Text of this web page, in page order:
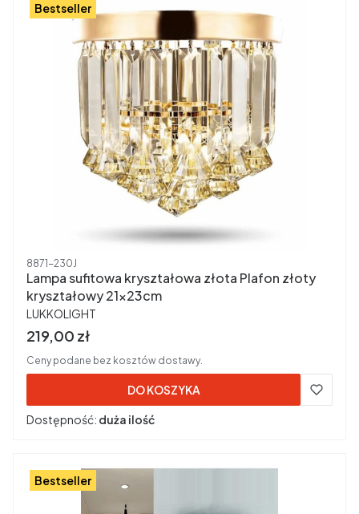
Bestseller
Kod produktu
8871-230J
Lampa sufitowa kryształowa złota Plafon złoty
kryształowy 21x23cm
PRODUCENT
LUKKOLIGHT
Cena brutto
219,00 zł
Ceny podane bez kosztów dostawy.
DO KOSZYKA
Dostępność: duża ilość
Bestseller